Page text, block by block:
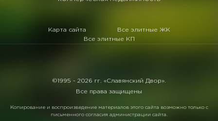
Карта сайта
Все элитные ЖК
Все элитные КП
©1995 - 2026 гг. «Славянский Двор».
Все права защищены
Копирование и воспроизведение материалов этого сайта возможно только с
письменного согласия администрации сайта.